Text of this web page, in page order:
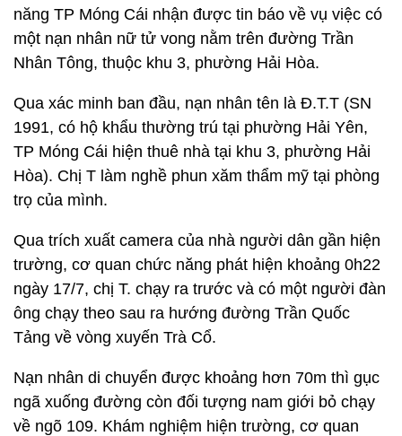
năng TP Móng Cái nhận được tin báo về vụ việc có
một nạn nhân nữ tử vong nằm trên đường Trần
Nhân Tông, thuộc khu 3, phường Hải Hòa.
Qua xác minh ban đầu, nạn nhân tên là Đ.T.T (SN
1991, có hộ khẩu thường trú tại phường Hải Yên,
TP Móng Cái hiện thuê nhà tại khu 3, phường Hải
Hòa). Chị T làm nghề phun xăm thẩm mỹ tại phòng
trọ của mình.
Qua trích xuất camera của nhà người dân gần hiện
trường, cơ quan chức năng phát hiện khoảng 0h22
ngày 17/7, chị T. chạy ra trước và có một người đàn
ông chạy theo sau ra hướng đường Trần Quốc
Tảng về vòng xuyến Trà Cổ.
Nạn nhân di chuyển được khoảng hơn 70m thì gục
ngã xuống đường còn đối tượng nam giới bỏ chạy
về ngõ 109. Khám nghiệm hiện trường, cơ quan